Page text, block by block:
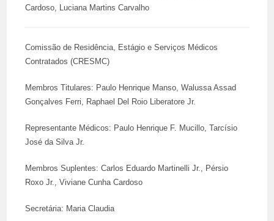
Cardoso, Luciana Martins Carvalho
Comissão de Residência, Estágio e Serviços Médicos
Contratados (CRESMC)
Membros Titulares: Paulo Henrique Manso, Walussa Assad
Gonçalves Ferri, Raphael Del Roio Liberatore Jr.
Representante Médicos: Paulo Henrique F. Mucillo, Tarcísio
José da Silva Jr.
Membros Suplentes: Carlos Eduardo Martinelli Jr., Pérsio
Roxo Jr., Viviane Cunha Cardoso
Secretária: Maria Claudia